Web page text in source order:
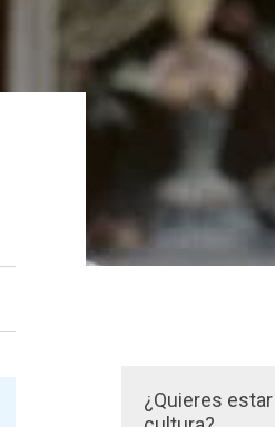
¿Quieres